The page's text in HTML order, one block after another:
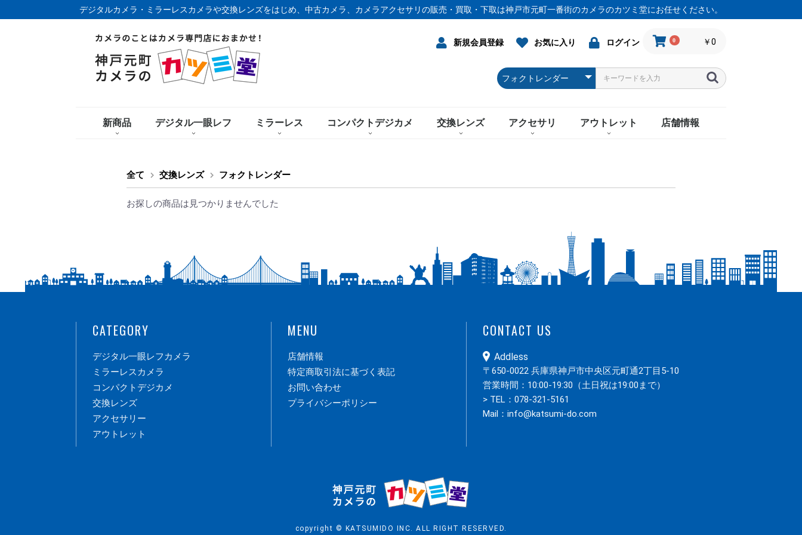
デジタルカメラ・ミラーレスカメラや交換レンズをはじめ、中古カメラ、カメラアクセサリの販売・買取・下取は神戸市元町一番街のカメラのカツミ堂にお任せください。
新規会員登録 お気に入り ログイン 0 ￥0
新商品 デジタル一眼レフ ミラーレス コンパクトデジカメ 交換レンズ アクセサリ アウトレット 店舗情報
全て 交換レンズ フォクトレンダー
お探しの商品は見つかりませんでした
CATEGORY
デジタル一眼レフカメラ
ミラーレスカメラ
コンパクトデジカメ
交換レンズ
アクセサリー
アウトレット
MENU
店舗情報
特定商取引法に基づく表記
お問い合わせ
プライバシーポリシー
CONTACT US
Addless
〒650-0022 兵庫県神戸市中央区元町通2丁目5-10
営業時間：10:00-19:30（土日祝は19:00まで）
> TEL：078-321-5161
Mail： info@katsumi-do.com
copyright © KATSUMIDO INC. ALL RIGHT RESERVED.